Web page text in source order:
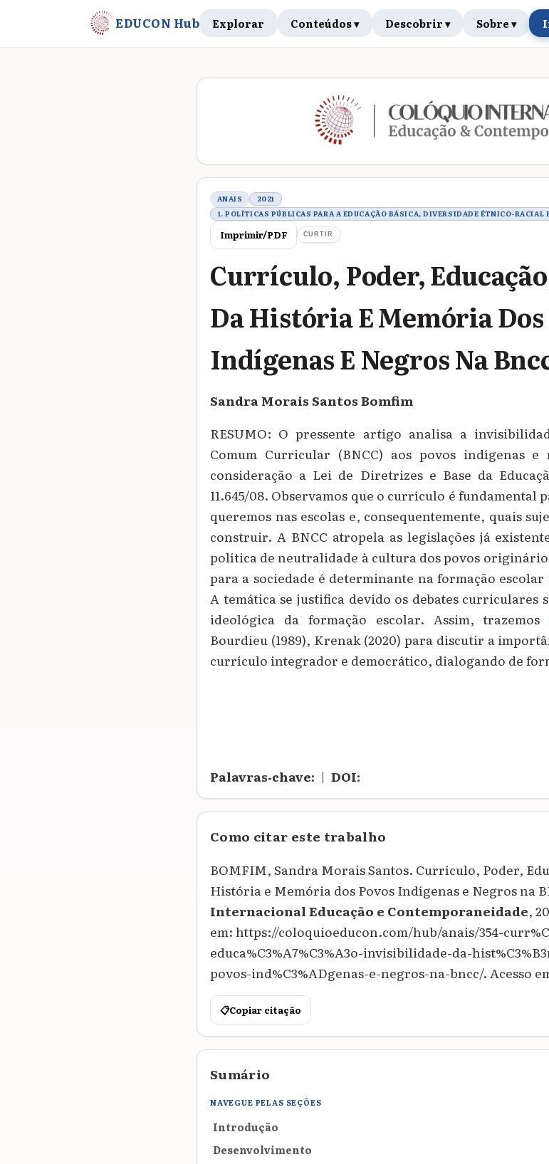
EDUCON Hub Explorar Conteúdos ▾ Descobrir ▾ Sobre ▾
Metadados do trabalho
ANAIS
2021
1. POLÍTICAS PÚBLICAS PARA A EDUCAÇÃO BÁSICA, DIVERSIDADE ÉTNICO-RACIAL
Imprimir/PDF CURTIR
Currículo, Poder,
Da História E Memória Dos
Indígenas E Negros Na
Sandra Morais Santos Bomfim
RESUMO: O pressente artigo analisa a
Comum Curricular (BNCC) aos povos indígenas
consideração a Lei de Diretrizes e Base da
11.645/08. Observamos que o currículo é
queremos nas escolas e, consequentemente, quais
construir. A BNCC atropela as legislações já
política de neutralidade à cultura dos povos
para a sociedade é determinante na formação
A temática se justifica devido os debates curriculares
ideológica da formação escolar. Assim, trazemos
Bourdieu (1989), Krenak (2020) para discutir a
currículo integrador e democrático, dialogando de
Palavras‑chave: | DOI:
Como citar este trabalho
BOMFIM, Sandra Morais Santos. Currículo, Poder,
História e Memória dos Povos Indígenas e Negros na
Internacional Educação e Contemporaneidade,
em: https://coloquioeducon.com/hub/anais/354-
educa%C3%A7%C3%A3o-invisibilidade-da-
povos-ind%C3%ADgenas-e-negros-na-bncc/. Acesso
📋Copiar citação
Sumário
NAVEGUE PELAS SEÇÕES
Introdução
Desenvolvimento